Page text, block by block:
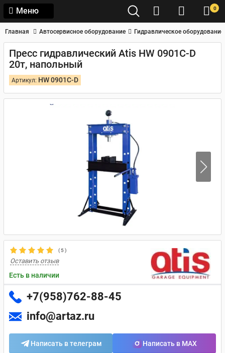
Меню 0
Главная Автосервисное оборудование Гидравлическое оборудование
Пресс гидравлический Atis HW 0901C-D
20т, напольный
Артикул: HW 0901C-D
(5)
Оставить отзыв
Есть в наличии
+7(958)762-88-45
info@artaz.ru
Написать в телеграм Написать в MAX